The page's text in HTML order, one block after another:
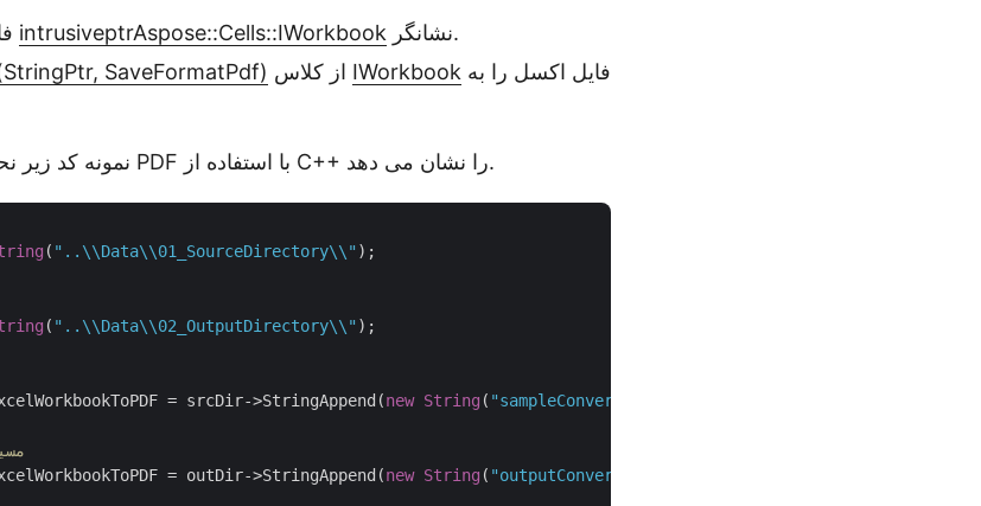
intrusiveptrAspose::Cells::IWorkbook
نشانگر.
SaveFormatPdf) IWorkbook
نمونه کد زیر نحوه تبدیل فایل های اکسل به PDF با استفاده از C++ را نشان می دهد.
( "..\\Data\\01_SourceDirectory\\" );
( "..\\Data\\02_OutputDirectory\\" );
= srcDir->StringAppend(new String ( "sampleConvertExcelWorkbookToPDF.xlsx"
//
= outDir->StringAppend(new String (